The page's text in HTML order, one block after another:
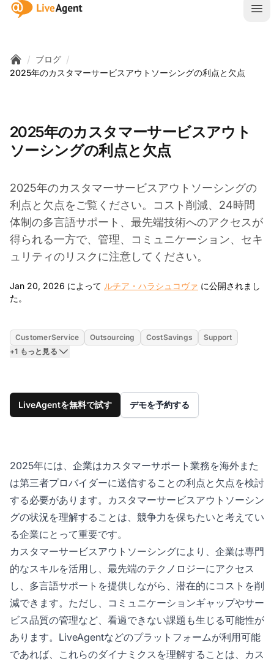
:site.title
メ
Home
/ ブログ /
2025年のカスタマーサービスアウトソーシングの利点と欠点
2025年のカスタマーサービスアウト
ソーシングの利点と欠点
2025年のカスタマーサービスアウトソーシングの
利点と欠点をご覧ください。コスト削減、24時間
体制の多言語サポート、最先端技術へのアクセスが
得られる一方で、管理、コミュニケーション、セキ
ュリティのリスクに注意してください。
Jan 20, 2026 によって ルチア・ハラシュコヴァ に公開されまし
た。
CustomerService Outsourcing CostSavings
Support
+1 もっと見る
LiveAgentを無料で試す デモを予約する
2025年には、企業はカスタマーサポート業務を海外また
は第三者プロバイダーに送信することの利点と欠点を検討
する必要があります。カスタマーサービスアウトソーシン
グの状況を理解することは、競争力を保ちたいと考えてい
る企業にとって重要です。
カスタマーサービスアウトソーシングにより、企業は専門
的なスキルを活用し、最先端のテクノロジーにアクセス
し、多言語サポートを提供しながら、潜在的にコストを削
減できます。ただし、コミュニケーションギャップやサー
ビス品質の管理など、看過できない課題も生じる可能性が
あります。LiveAgentなどのプラットフォームが利用可能
であれば、これらのダイナミクスを理解することは、カス